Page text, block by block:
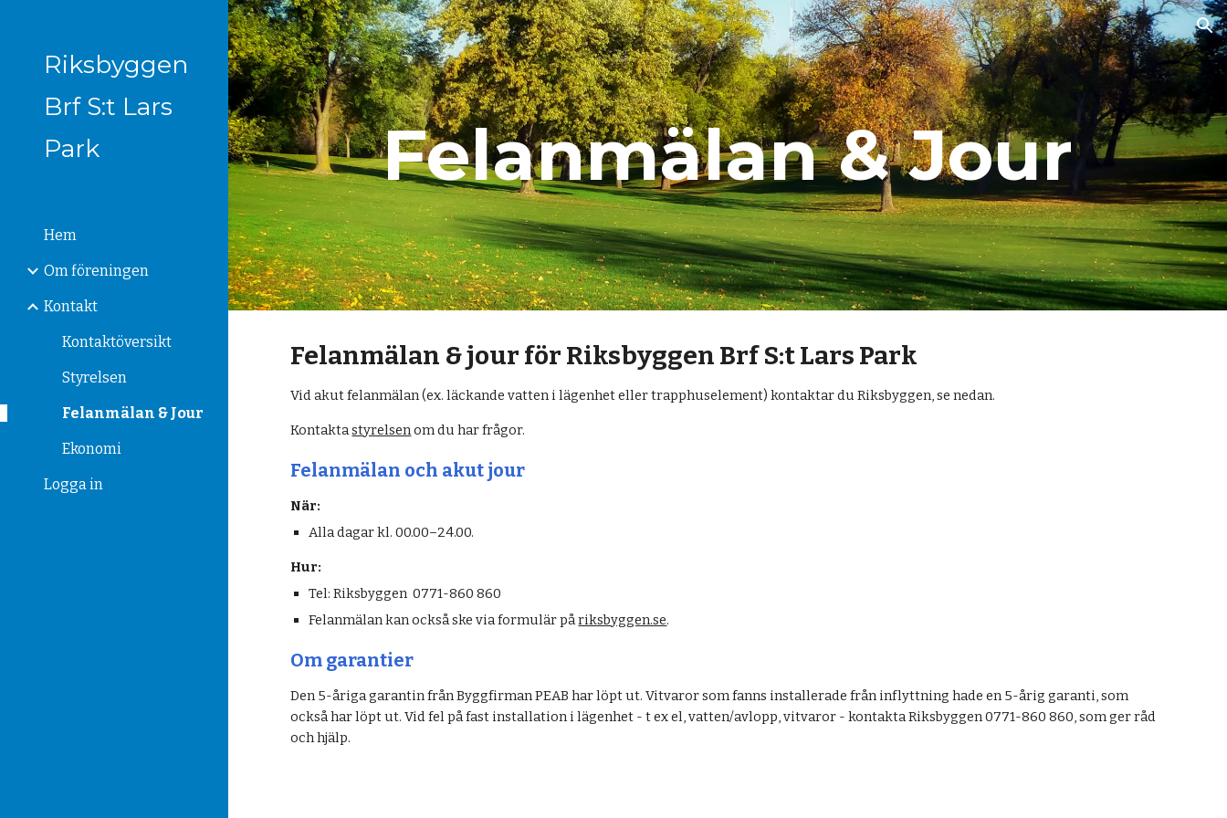
Skip to main content Skip to navigation
Riksbyggen
Brf S:t Lars
Park
Hem
Om föreningen
Kontakt
Kontaktöversikt
Styrelsen
Felanmälan & Jour
Ekonomi
Logga in
Felanmälan & Jour
Felanmälan & jour för Riksbyggen Brf S:t Lars Park
Vid akut felanmälan (ex. läckande vatten i lägenhet eller trapphuselement) kontaktar du Riksbyggen, se nedan.
Kontakta styrelsen om du har frågor.
Felanmälan och akut jour
När:
Alla dagar kl. 00.00–24.00.
Hur:
Tel: Riksbyggen  0771-860 860
Felanmälan kan också ske via formulär på riksbyggen.se.
Om garantier
Den 5-åriga garantin från Byggfirman PEAB har löpt ut. Vitvaror som fanns installerade från inflyttning hade en 5-årig garanti, som
också har löpt ut. Vid fel på fast installation i lägenhet - t ex el, vatten/avlopp, vitvaror - kontakta Riksbyggen 0771-860 860, som ger råd
och hjälp.